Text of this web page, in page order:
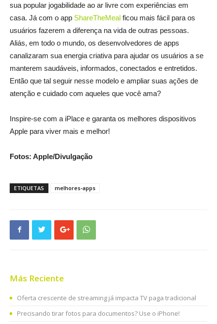
sua popular jogabilidade ao ar livre com experiências em
casa. Já com o app ShareTheMeal ficou mais fácil para os
usuários fazerem a diferença na vida de outras pessoas.
Aliás, em todo o mundo, os desenvolvedores de apps
canalizaram sua energia criativa para ajudar os usuários a se
manterem saudáveis, informados, conectados e entretidos.
Então que tal seguir nesse modelo e ampliar suas ações de
atenção e cuidado com aqueles que você ama?
Inspire-se com a iPlace e garanta os melhores dispositivos
Apple para viver mais e melhor!
Fotos: Apple/Divulgação
ETIQUETAS melhores-apps
Más Reciente
Oferta crescente de streaming já impacta TV paga tradicional
Precisando tirar fotos para documentos? Use o iPhone!